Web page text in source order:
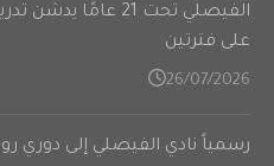
الفيصلي تحت 21
على فترتين
26/07/2026
رسمياً نادي الفيصلي إلى دوري